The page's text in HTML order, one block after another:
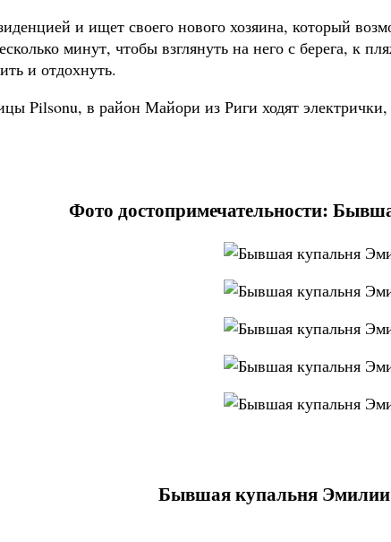
и ищет своего нового хозяина, который
минут, чтобы взглянуть на него с берега,
и отдохнуть.
Pilsonu, в район Майори из Риги ходят
Фото достопримечательности:
Бывшая купальня Эмилии